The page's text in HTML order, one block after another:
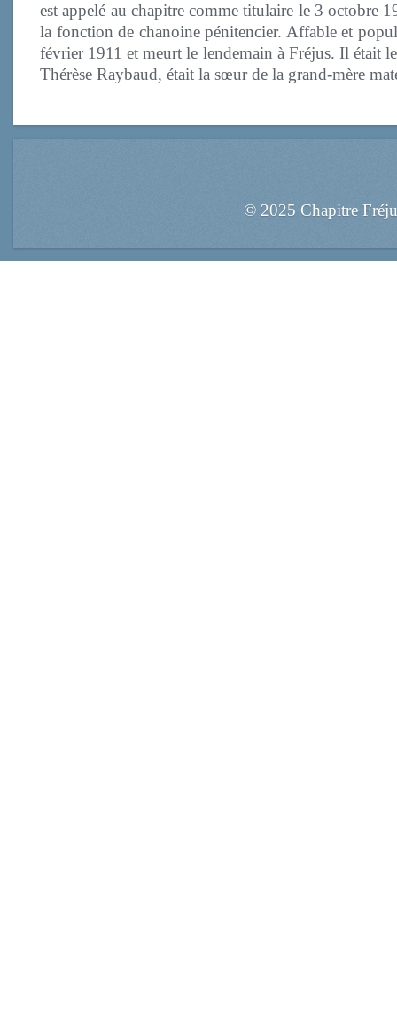
est appelé au chapitre comme titulaire le 3 octobre
la fonction de chanoine pénitencier. Affable et
février 1911 et meurt le lendemain à Fréjus. Il était
Thérèse Raybaud, était la sœur de la grand-mère
© 2025 Chapitre